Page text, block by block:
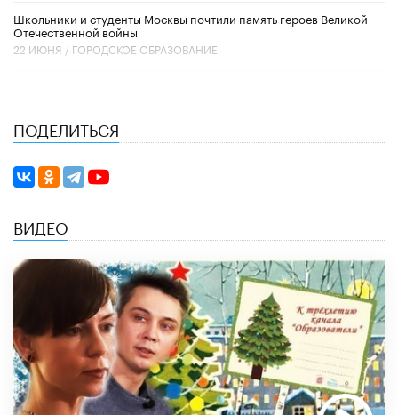
Школьники и студенты Москвы почтили память героев Великой
Отечественной войны
22 ИЮНЯ / ГОРОДСКОЕ ОБРАЗОВАНИЕ
ПОДЕЛИТЬСЯ
ВИДЕО